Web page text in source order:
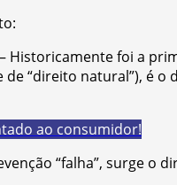
– Historicamente foi a
“direito natural”), é
ao consumidor!
“falha”, surge o